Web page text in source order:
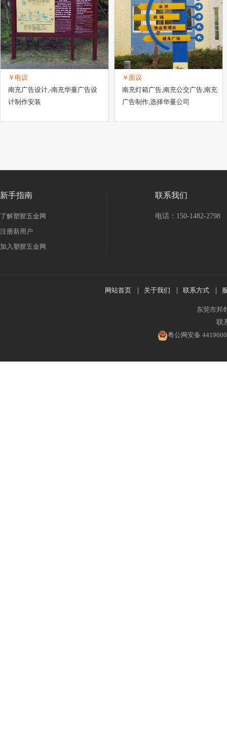
￥电议
南充广告设计,-南充华蔓广告设
计制作安装
￥面议
南充灯箱广告,南充公交广告,南充
广告制作,选择华蔓公司
新手指南
了解塑胶五金网
注册新用户
加入塑胶五金网
联系我们
电话：150-1482-2798
网站首页 关于我们 联系方式
东莞市邦
联
粤公网安备